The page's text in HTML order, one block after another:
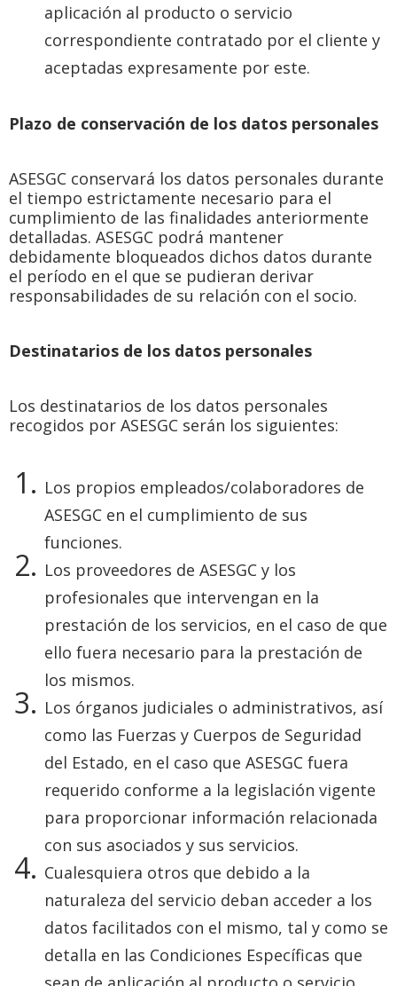
aplicación al producto o servicio
correspondiente contratado por el cliente y
aceptadas expresamente por este.
Plazo de conservación de los datos personales
ASESGC conservará los datos personales durante
el tiempo estrictamente necesario para el
cumplimiento de las finalidades anteriormente
detalladas. ASESGC podrá mantener
debidamente bloqueados dichos datos durante
el período en el que se pudieran derivar
responsabilidades de su relación con el socio.
Destinatarios de los datos personales
Los destinatarios de los datos personales
recogidos por ASESGC serán los siguientes:
Los propios empleados/colaboradores de
ASESGC en el cumplimiento de sus
funciones.
Los proveedores de ASESGC y los
profesionales que intervengan en la
prestación de los servicios, en el caso de que
ello fuera necesario para la prestación de
los mismos.
Los órganos judiciales o administrativos, así
como las Fuerzas y Cuerpos de Seguridad
del Estado, en el caso que ASESGC fuera
requerido conforme a la legislación vigente
para proporcionar información relacionada
con sus asociados y sus servicios.
Cualesquiera otros que debido a la
naturaleza del servicio deban acceder a los
datos facilitados con el mismo, tal y como se
detalla en las Condiciones Específicas que